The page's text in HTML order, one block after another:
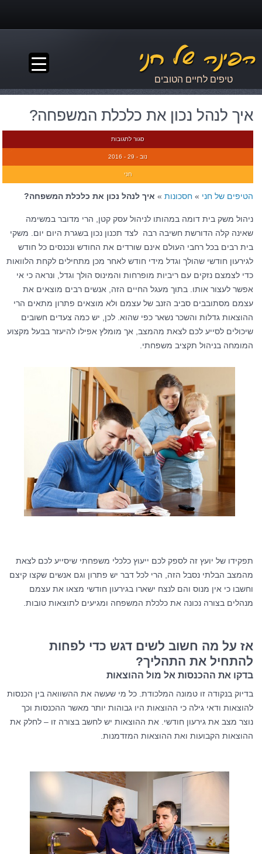
טיפים לחיים הטובים
איך לנהל נכון את כלכלת המשפחה?
סגור לתגובות
נוב - 29 - 2016
חני
הטיפים של חני » חסכונות » איך לנהל נכון את כלכלת המשפחה?
ניהול משק בית דומה במהותו לניהול עסק קטן, הרי מדובר במשימה
שאינה קלה הדורשת חשיבה רבה לצד תכנון נכון בשגרת היום יום. משקי
בית רבים בכל רחבי העולם אינם שורדים את החודש ונכנסים כל חודש
לגירעון חודשי שהולך וגדל מידי חודש לאחר מכן מתחילים לקחת הלוואות
כדי לצמצם נזקים עם ריביות מופרחות והמינוס הולך וגדל, ונראה כי אי
אפשר לעצור אותו. בתוך מעגל החיים הזה, אנשים רבים מוצאים את
עצמם מסתובבים סביב הזנב של עצמם ולא מוצאים פתרון מתאים הרי
ההוצאות גדלות והשכר נשאר כפי שהוא. לכן, יש כמה צעדים חשובים
שיכולים לסייע לכם לצאת מהמצב, אך מומלץ אפילו להיעזר בבעל מקצוע
המומחה בניהול תקציב משפחתי.
תפקידו של יועץ זה לספק לכם ייעוץ כלכלי משפחתי שיסייע לכם לצאת
מהמצב הבלתי נסבל הזה, הרי לכל דבר יש פתרון וגם אנשים שקצו קיצם
וחשבו כי אין מנוס והם לנצח ישארו בגירעון חודשי מצאו את עצמם
מנהלים בצורה נכונה את כלכלת המשפחה ומגיעים לתוצאות טובות.
אז על מה חשוב לשים דגש כדי לפחות
להתחיל את התהליך?
בדקו את ההכנסות אל מול ההוצאות
בדיוק בנקודה זו טמונה המלכודת. כל מי שעשה את ההשוואה בין הכנסות
להוצאות ודאי גילה כי ההוצאות היו גבוהות יותר מאשר ההכנסות וכך
נוצר מצב את גירעון חודשי. את ההוצאות יש לחשב בצורה זו – לחלק את
ההוצאות הקבועות ואת ההוצאות המזדמנות.